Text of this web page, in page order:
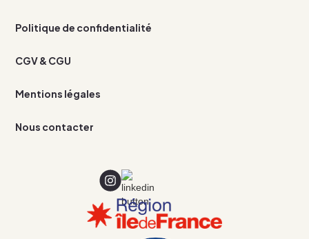
Politique de confidentialité
CGV & CGU
Mentions légales
Nous contacter